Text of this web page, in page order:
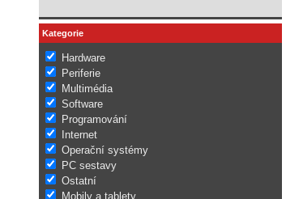
Kategorie
Hardware
Periferie
Multimédia
Software
Programování
Internet
Operační systémy
PC sestavy
Ostatní
Mobily a tablety